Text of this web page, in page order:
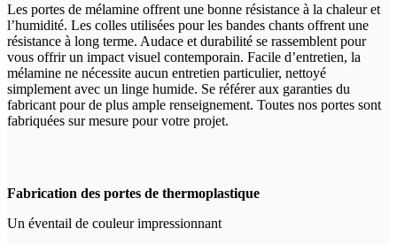
Les portes de mélamine offrent une bonne résistance à la chaleur et
l’humidité. Les colles utilisées pour les bandes chants offrent une
résistance à long terme. Audace et durabilité se rassemblent pour
vous offrir un impact visuel contemporain. Facile d’entretien, la
mélamine ne nécessite aucun entretien particulier, nettoyé
simplement avec un linge humide. Se référer aux garanties du
fabricant pour de plus ample renseignement. Toutes nos portes sont
fabriquées sur mesure pour votre projet.
Fabrication des portes de thermoplastique
Un éventail de couleur impressionnant